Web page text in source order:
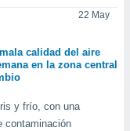
22 May
calidad del aire
en la zona central
y frío, con una
contaminación